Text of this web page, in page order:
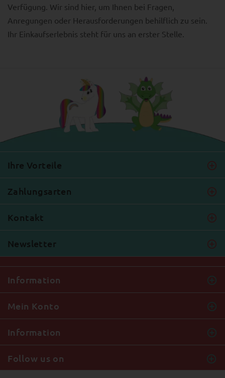
Verfügung. Wir sind hier, um Ihnen bei Fragen,
Anregungen oder Herausforderungen behilflich zu sein.
Ihr Einkaufserlebnis steht für uns an erster Stelle.
Ihre Vorteile
Zahlungsarten
Kontakt
Newsletter
Information
Mein Konto
Information
Follow us on